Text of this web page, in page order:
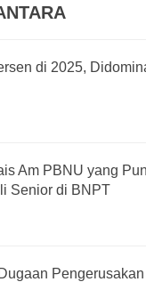
di 2025,
Am PBNU yang
Senior di BNPT